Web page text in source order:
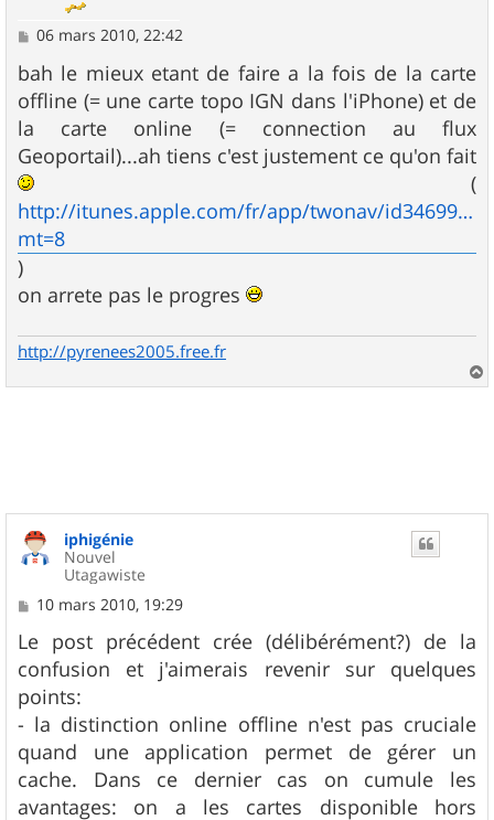
M
s
s
a
g
e
06 mars 2010, 22:42
bah le mieux etant de faire a la fois de la carte
offline (= une carte topo IGN dans l'iPhone) et de
la carte online (= connection au flux
Geoportail)...ah tiens c'est justement ce qu'on fait
(
http://itunes.apple.com/fr/app/twonav/
mt=8
)
on arrete pas le progres
http://pyrenees2005.free.fr
a
iphigénie
Nouvel
Utagawiste
M
s
s
a
g
e
10 mars 2010, 19:29
Le post précédent crée (délibérément?) de la
confusion et j'aimerais revenir sur quelques
points:
- la distinction online offline n'est pas cruciale
quand une application permet de gérer un
cache. Dans ce dernier cas on cumule les
avantages: on a les cartes disponible hors